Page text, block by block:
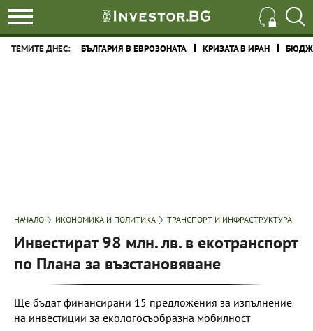
ТЕМИТЕ ДНЕС: БЪЛГАРИЯ В ЕВРОЗОНАТА КРИЗАТА В ИРАН
НАЧАЛО ИКОНОМИКА И ПОЛИТИКА ТРАНСПОРТ И ИНФРАСТРУКТУРА
Инвестират 98 млн. лв. в екотранспорт
по Плана за възстановяване
Ще бъдат финансирани 15 предложения за изпълнение
на инвестиции за екологосъобразна мобилност